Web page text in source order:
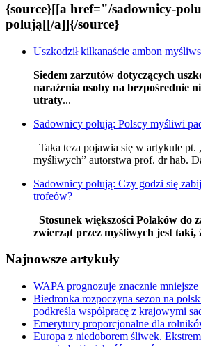
{source}[[a href="/sadownicy-
polują[[/a]]{/source}
Uszkodził kilkanaście ambon
Siedem zarzutów dotyczących
narażenia osoby na bezpośrednie
utraty...
Sadownicy polują: Polscy myśliwi
Taka teza pojawia się w artykule pt.
myśliwych” autorstwa prof. dr hab.
Sadownicy polują: Czy godzi się
trofeów?
Stosunek większości Polaków do
zwierząt przez myśliwych jest taki,
Najnowsze artykuły
WAPA prognozuje znacznie
Biedronka rozpoczyna sezon na
podkreśla współpracę z krajowymi
Emerytury proporcjonalne dla
Europa z niedoborem śliwek.